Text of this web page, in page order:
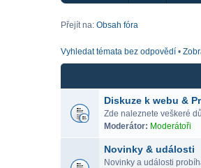
Přejít na: Obsah fóra
Vyhledat témata bez odpovědí •
Diskuze k webu &
Zde naleznete veškeré
Moderátor: Moderátoři
Novinky & události
Novinky a události